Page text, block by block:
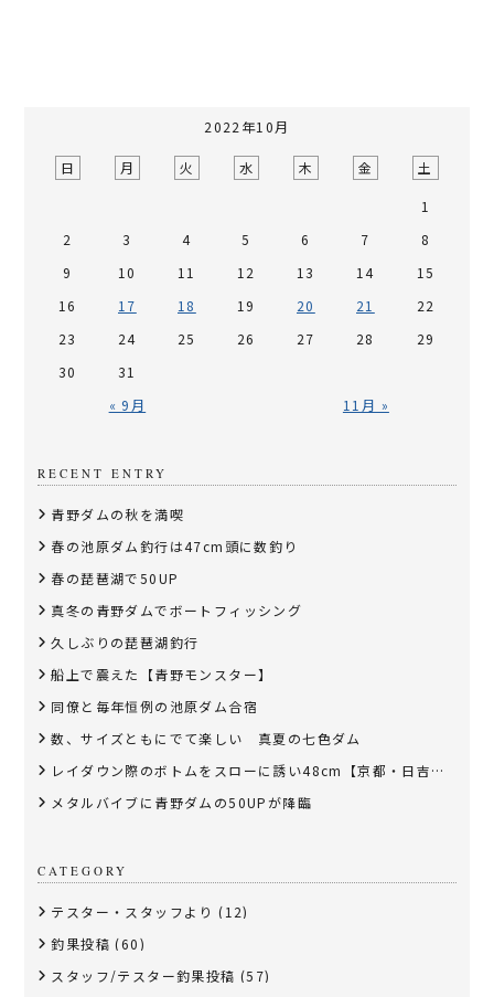
2022年10月
日 月 火 水 木 金 土
« 9月 11月 »
1
2
3 4 5 6 7
8
9
10 11 12 13 14
15
16
17 18 19 20 21
22
23
24 25 26 27 28
29
30
31
RECENT ENTRY
青野ダムの秋を満喫
春の池原ダム釣行は47cm頭に数釣り
春の琵琶湖で50UP
真冬の青野ダムでボートフィッシング
久しぶりの琵琶湖釣行
船上で震えた【青野モンスター】
同僚と毎年恒例の池原ダム合宿
数、サイズともにでて楽しい 真夏の七色ダム
レイダウン際のボトムをスローに誘い48cm【京都・日吉ダム】
メタルバイブに青野ダムの50UPが降臨
CATEGORY
テスター・スタッフより (12)
釣果投稿 (60)
スタッフ/テスター釣果投稿 (57)